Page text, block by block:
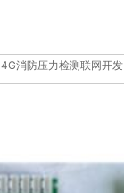
4G消防压力检测联网开发